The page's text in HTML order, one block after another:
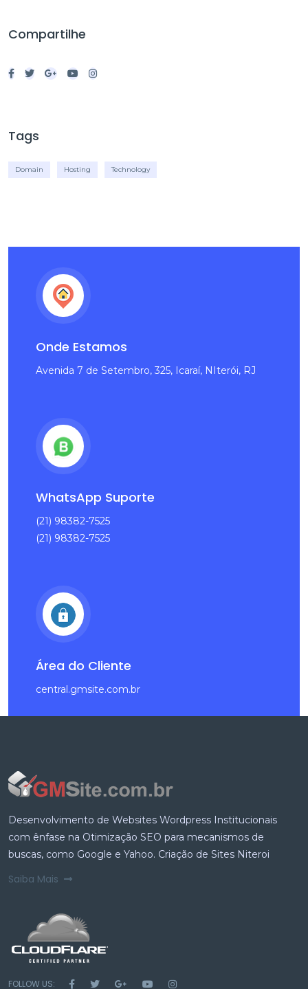
Compartilhe
Tags
Domain Hosting Technology
Onde Estamos
Avenida 7 de Setembro, 325, Icaraí, NIterói, RJ
WhatsApp Suporte
(21) 98382-7525
(21) 98382-7525
Área do Cliente
central.gmsite.com.br
Desenvolvimento de Websites Wordpress Institucionais
com ênfase na Otimização SEO para mecanismos de
buscas, como Google e Yahoo. Criação de Sites Niteroi
Saiba Mais
FOLLOW US: